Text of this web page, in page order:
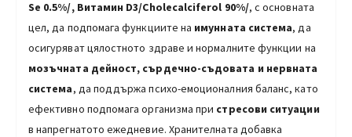
Se 0.5%/, Витамин D3/Cholecalciferol 90%/, с основната
цел, да подпомага функциите на имунната система, да
осигуряват цялостното здраве и нормалните функции на
мозъчната дейност, сърдечно-съдовата и нервната
система, да поддържа психо-емоционалния баланс, като
ефективно подпомага организма при стресови ситуации
в напрегнатото ежедневие. Хранителната добавка